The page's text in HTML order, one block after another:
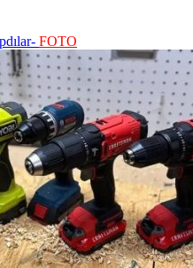
FOTO